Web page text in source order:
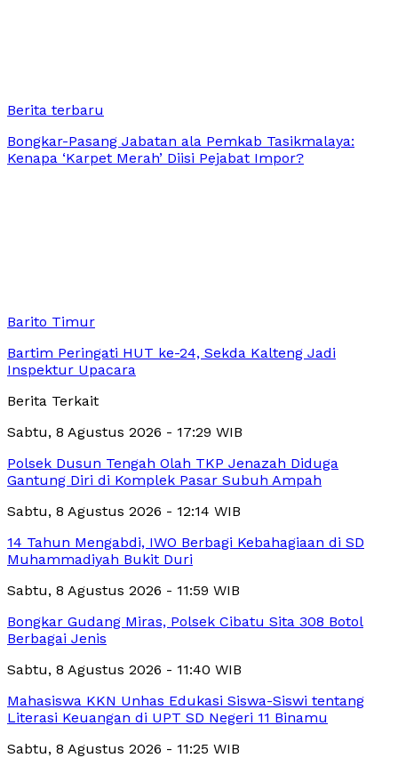
Berita terbaru
Bongkar-Pasang Jabatan ala Pemkab Tasikmalaya:
Kenapa ‘Karpet Merah’ Diisi Pejabat Impor?
Barito Timur
Bartim Peringati HUT ke-24, Sekda Kalteng Jadi
Inspektur Upacara
Berita Terkait
Sabtu, 8 Agustus 2026 - 17:29 WIB
Polsek Dusun Tengah Olah TKP Jenazah Diduga
Gantung Diri di Komplek Pasar Subuh Ampah
Sabtu, 8 Agustus 2026 - 12:14 WIB
14 Tahun Mengabdi, IWO Berbagi Kebahagiaan di SD
Muhammadiyah Bukit Duri
Sabtu, 8 Agustus 2026 - 11:59 WIB
Bongkar Gudang Miras, Polsek Cibatu Sita 308 Botol
Berbagai Jenis
Sabtu, 8 Agustus 2026 - 11:40 WIB
Mahasiswa KKN Unhas Edukasi Siswa-Siswi tentang
Literasi Keuangan di UPT SD Negeri 11 Binamu
Sabtu, 8 Agustus 2026 - 11:25 WIB